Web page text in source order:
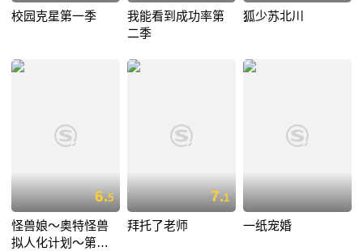
校园克星第一季
我能看到成功率第
二季
狐少苏北川
6.5
怪兽娘～奥特怪兽
拟人化计划～第一
7.1
拜托了老师 一纸宠婚